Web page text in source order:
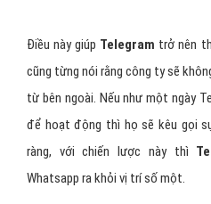
Điều này giúp Telegram trở nên
cũng từng nói rằng công ty sẽ
từ bên ngoài. Nếu như một ngày
để hoạt động thì họ sẽ kêu gọi
ràng, với chiến lược này thì
Whatsapp ra khỏi vị trí số một.